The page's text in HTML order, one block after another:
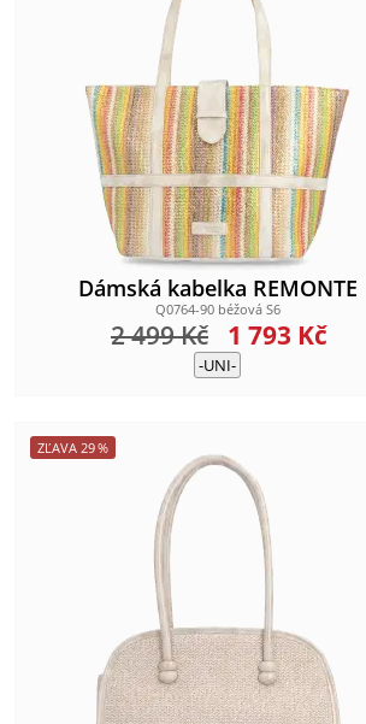
Dámská kabelka REMONTE
Q0764-90 béžová S6
1 793 Kč
2 499Kč
-UNI-
ZĽAVA 29%